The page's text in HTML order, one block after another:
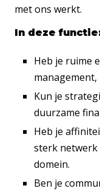
met ons werkt.
In deze
Heb je ruime
Kun je
duurzame
Heb je
sterk netwerk
domein.
Ben je